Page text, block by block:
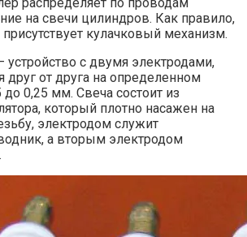
на свечи цилиндров. Как правило,
кулачковый механизм.
устройство с двумя электродами,
друг от друга на определенном
до 0,25 мм. Свеча состоит из
который плотно насажен на
электродом служит
а вторым электродом